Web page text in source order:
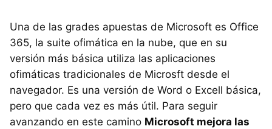
Una de las grades apuestas de Microsoft es Office
365, la suite ofimática en la nube, que en su
versión más básica utiliza las aplicaciones
ofimáticas tradicionales de Microsft desde el
navegador. Es una versión de Word o Excell básica,
pero que cada vez es más útil. Para seguir
avanzando en este camino Microsoft mejora las